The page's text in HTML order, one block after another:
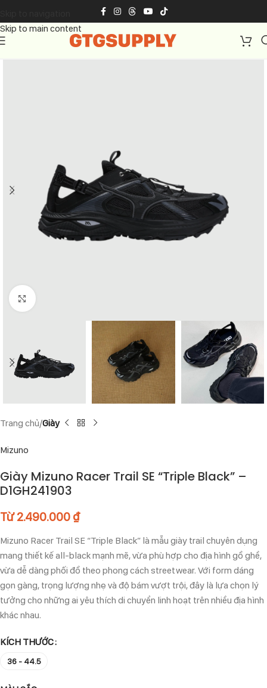
Skip to main content
Click to enlarge
Trang chủ Giày
Mizuno
Giày Mizuno Racer Trail SE “Triple Black” –
D1GH241903
Từ2.490.000 ₫
Mizuno Racer Trail SE “Triple Black” là mẫu giày trail chuyên dụng
mang thiết kế all-black mạnh mẽ, vừa phù hợp cho địa hình gồ ghề,
vừa dễ dàng phối đồ theo phong cách streetwear. Với form dáng
gọn gàng, trọng lượng nhẹ và độ bám vượt trội, đây là lựa chọn lý
tưởng cho những ai yêu thích di chuyển linh hoạt trên nhiều địa hình
khác nhau.
KÍCH THƯỚC
36 - 44.5